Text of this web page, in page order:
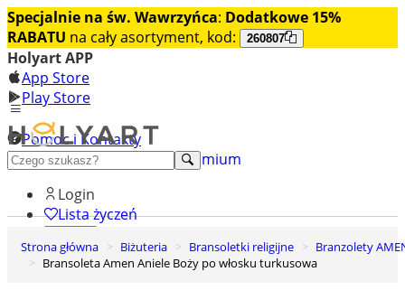
Specjalnie na św. Wawrzyńca: Dodatkowe 15%
RABATU na cały asortyment, kod: 260807
Holyart APP
App Store
Play Store
Pomoc i Kontakty
+48 222 922 860
Odkryj premium
Login
Lista życzeń
0
Koszyk
Strona główna Biżuteria Bransoletki religijne
Branzolety
Bransoleta Amen Aniele Boży po włosku turkusowa